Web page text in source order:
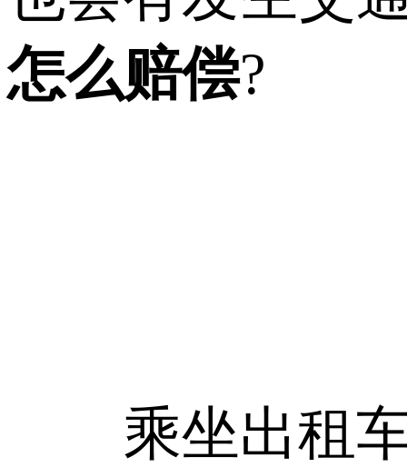
怎么赔偿?
乘坐出租车